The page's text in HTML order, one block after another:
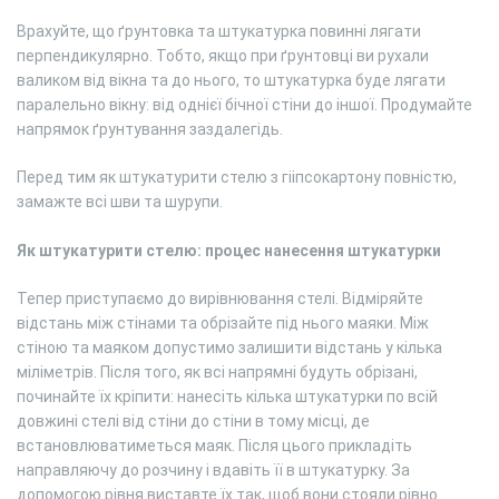
Врахуйте, що ґрунтовка та штукатурка повинні лягати
перпендикулярно. Тобто, якщо при ґрунтовці ви рухали
валиком від вікна та до нього, то штукатурка буде лягати
паралельно вікну: від однієї бічної стіни до іншої. Продумайте
напрямок ґрунтування заздалегідь.
Перед тим як штукатурити стелю з гііпсокартону повністю,
замажте всі шви та шурупи.
Як штукатурити стелю: процес нанесення штукатурки
Тепер приступаємо до вирівнювання стелі. Відміряйте
відстань між стінами та обрізайте під нього маяки. Між
стіною та маяком допустимо залишити відстань у кілька
міліметрів. Після того, як всі напрямні будуть обрізані,
починайте їх кріпити: нанесіть кілька штукатурки по всій
довжині стелі від стіни до стіни в тому місці, де
встановлюватиметься маяк. Після цього прикладіть
направляючу до розчину і вдавіть її в штукатурку. За
допомогою рівня виставте їх так, щоб вони стояли рівно.